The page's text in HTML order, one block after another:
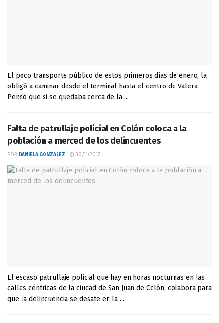
El poco transporte público de estos primeros días de enero, la
obligó a caminar desde el terminal hasta el centro de Valera.
Pensó que si se quedaba cerca de la ...
Falta de patrullaje policial en Colón coloca a la
población a merced de los delincuentes
POR DANIELA GONZALEZ 30/11/2017
El escaso patrullaje policial que hay en horas nocturnas en las
calles céntricas de la ciudad de San Juan de Colón, colabora para
que la delincuencia se desate en la ...